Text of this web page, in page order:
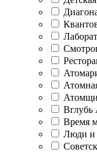
Время
Люди и